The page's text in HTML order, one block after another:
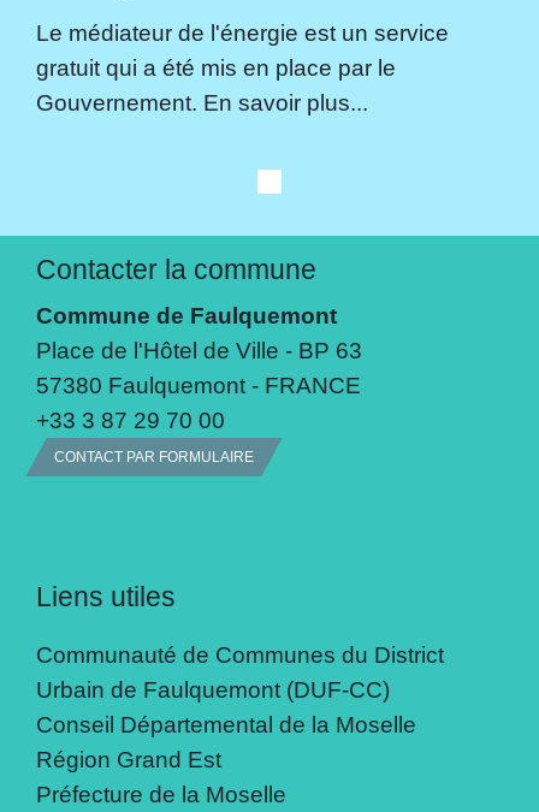
Le médiateur de l'énergie est un service
gratuit qui a été mis en place par le
Gouvernement. En savoir plus...
Contacter la commune
Commune de Faulquemont
Place de l'Hôtel de Ville - BP 63
57380 Faulquemont - FRANCE
+33 3 87 29 70 00
CONTACT PAR FORMULAIRE
Liens utiles
Communauté de Communes du District
Urbain de Faulquemont (DUF-CC)
Conseil Départemental de la Moselle
Région Grand Est
Préfecture de la Moselle